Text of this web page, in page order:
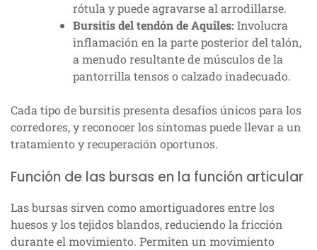
rótula y puede agravarse al arrodillarse.
Bursitis del tendón de Aquiles: Involucra
inflamación en la parte posterior del talón,
a menudo resultante de músculos de la
pantorrilla tensos o calzado inadecuado.
Cada tipo de bursitis presenta desafíos únicos para los
corredores, y reconocer los síntomas puede llevar a un
tratamiento y recuperación oportunos.
Función de las bursas en la función articular
Las bursas sirven como amortiguadores entre los
huesos y los tejidos blandos, reduciendo la fricción
durante el movimiento. Permiten un movimiento